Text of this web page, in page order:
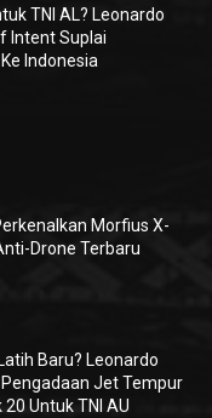
TNI AL? Leonardo
Intent Suplai
Indonesia
Morfius X-
Drone Terbaru
Baru? Leonardo
Jet Tempur
20 Untuk TNI AU